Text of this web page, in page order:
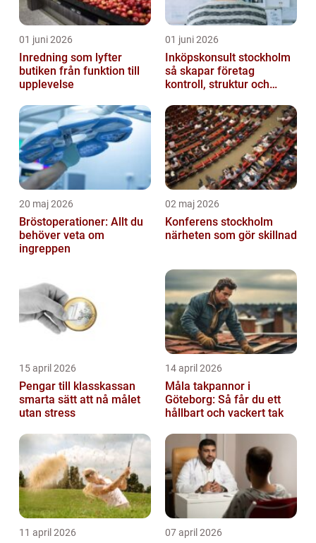
01 juni 2026
Inredning som lyfter
butiken från funktion till
upplevelse
01 juni 2026
Inköpskonsult stockholm
så skapar företag
kontroll, struktur och
20 maj 2026
Bröstoperationer: Allt du
behöver veta om
ingreppen
02 maj 2026
Konferens stockholm
närheten som gör skillnad
15 april 2026
Pengar till klasskassan
smarta sätt att nå målet
utan stress
14 april 2026
Måla takpannor i
Göteborg: Så får du ett
hållbart och vackert tak
11 april 2026 07 april 2026